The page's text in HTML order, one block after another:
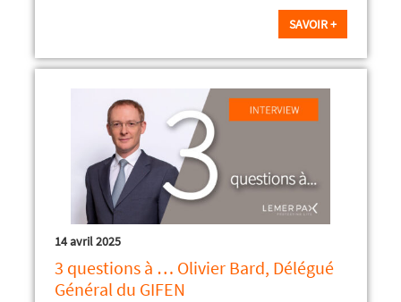
SAVOIR +
14 avril 2025
3 questions à … Olivier Bard, Délégué
Général du GIFEN